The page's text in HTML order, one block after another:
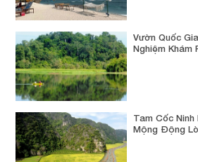
Vườn Quốc
Nghiệm Khám
Tam Cốc
Mộng Động